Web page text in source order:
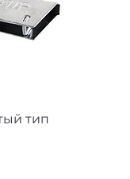
тип